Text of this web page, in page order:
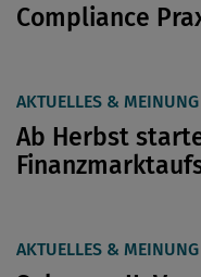
Compliance
AKTUELLES & MEINUNG
Ab Herbst
AKTUELLES & MEINUNG